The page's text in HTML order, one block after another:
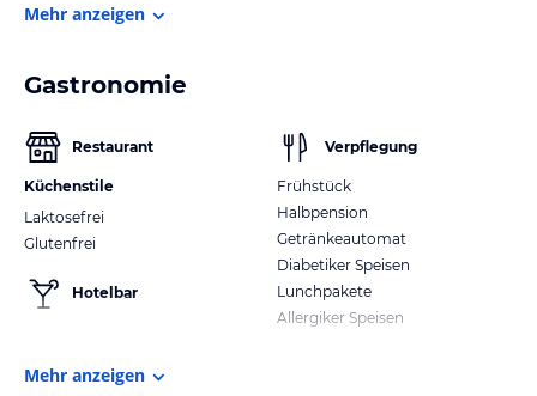
Mehr anzeigen
Gastronomie
Restaurant
Küchenstile
Laktosefrei
Glutenfrei
Hotelbar
Verpflegung
Frühstück
Halbpension
Getränkeautomat
Diabetiker Speisen
Lunchpakete
Allergiker Speisen
Mehr anzeigen